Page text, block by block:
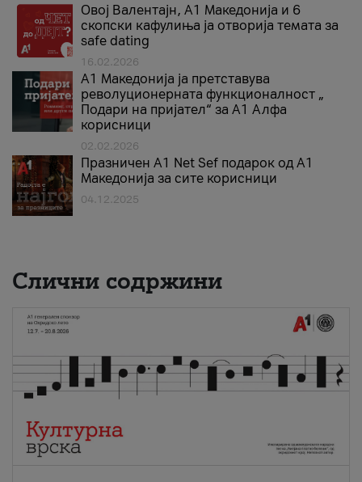
Овој Валентајн, A1 Македонија и 6
скопски кафулиња ја отворија темата за
safe dating
16.02.2026
А1 Македонија ја претставува
револуционерната функционалност „
Подари на пријател“ за А1 Алфа
корисници
02.02.2026
Празничен A1 Net Sеf подарок од А1
Македонија за сите корисници
04.12.2025
Слични содржини